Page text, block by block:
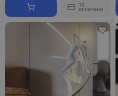
10
оплачено